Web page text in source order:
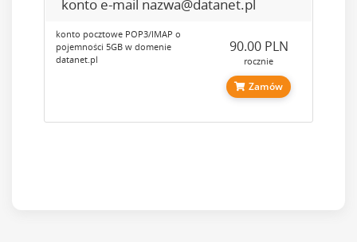
konto e-mail nazwa@datanet.pl
konto pocztowe POP3/IMAP o
pojemności 5GB w domenie
datanet.pl
90.00 PLN
rocznie
Zamów